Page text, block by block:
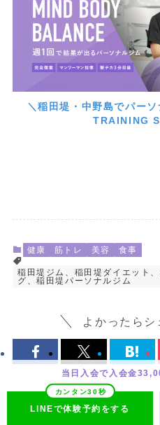
＼稲田堤・中野島でパー
TRAINING
健康 筋トレ 美容 食事
稲田堤ジム、稲田堤ダイエット
グ、稲田堤パーソナルジム
よかったらシ
当日入会で入会金
LINEで体験予約をする